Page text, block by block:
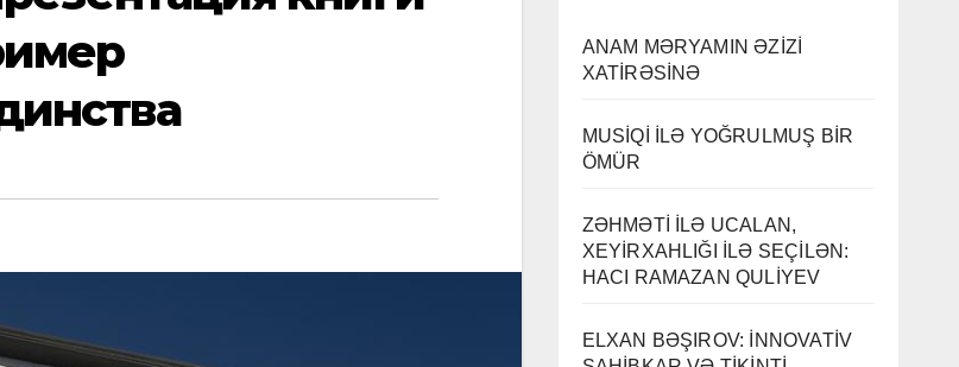
ANAM MƏRYAMIN ƏZİZİ
XATİRƏSİNƏ
MUSİQİ İLƏ YOĞRULMUŞ BİR
ÖMÜR
ZƏHMƏTİ İLƏ UCALAN,
XEYİRXAHLIĞI İLƏ SEÇİLƏN:
HACI RAMAZAN QULİYEV
ELXAN BƏŞIROV: İNNOVATİV